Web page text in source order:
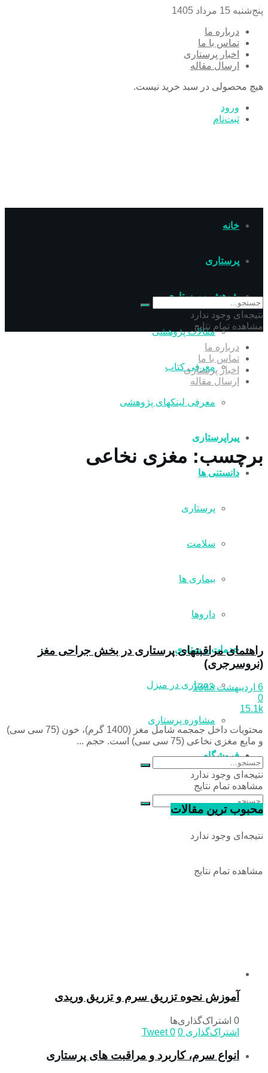
پنج‌شنبه 15 مرداد 1405
درباره ما
تماس با ما
اخبار پرستاری
ارسال مقاله
هیچ محصولی در سبد خرید نیست.
ورود
ثبت‌نام
خانه
پرستاری
پژوهش و پرستاری
مقالات پژوهشی
معرفی کتاب
معرفی لینکهای پژوهشی
پیراپرستاری
دانستنی ها
پرستاری
سلامت
بیماری ها
داروها
خدمات پرستاری
پرستاری در منزل
مشاوره پرستاری
فروشگاه
نتیجه‌ای وجود ندارد
مشاهده تمام نتایج
نتیجه‌ای وجود ندارد
مشاهده تمام نتایج
درباره ما
تماس با ما
اخبار پرستاری
ارسال مقاله
برچسب: مغزی نخاعی
راهنمای مراقبتهای پرستاری در بخش جراحی مغز
(نروسرجری)
6 اردیبهشت 1393
0
15.1k
محتویات داخل جمجمه شامل مغز (1400 گرم)، خون (75 سی سی)
و مایع مغزی نخاعی (75 سی سی) است. حجم ...
نتیجه‌ای وجود ندارد
مشاهده تمام نتایج
محبوب ترین مقالات
آموزش نحوه تزریق سرم و تزریق وریدی
0 اشتراک‌گذاری‌ها
اشتراک‌گذاری 0
Tweet 0
انواع سرم، کاربرد و مراقبت‌ های پرستاری